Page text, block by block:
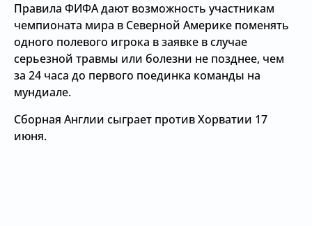
Правила ФИФА дают возможность участникам
чемпионата мира в Северной Америке поменять
одного полевого игрока в заявке в случае
серьезной травмы или болезни не позднее, чем
за 24 часа до первого поединка команды на
мундиале.
Сборная Англии сыграет против Хорватии 17
июня.